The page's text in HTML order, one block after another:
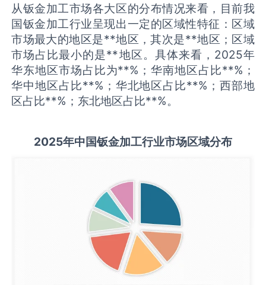
从钣金加工市场各大区的分布情况来看，目前我
国钣金加工行业呈现出一定的区域性特征：区域
市场最大的地区是**地区，其次是**地区；区域
市场占比最小的是**地区。具体来看，2025年
华东地区市场占比为**%；华南地区占比**%；
华中地区占比**%；华北地区占比**%；西部地
区占比**%；东北地区占比**%。
2025年中国钣金加工行业市场区域分布